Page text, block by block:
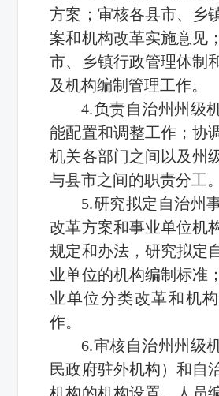
方案；审核各县市、乡
案和机构改革实施意见
市、乡镇行政管理体制
及机构编制管理工作。
4.负责自治州州级
能配置和调整工作；协
机关各部门之间以及州
与县市之间的职责分工。
5.研究拟定自治州
改革方案和事业单位机
规定和办法，研究拟定
业单位的机构编制标准
业单位分类改革和机
作。
6.审核自治州州级
民政府驻外机构）和自